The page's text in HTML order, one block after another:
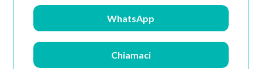
WhatsApp
Chiamaci